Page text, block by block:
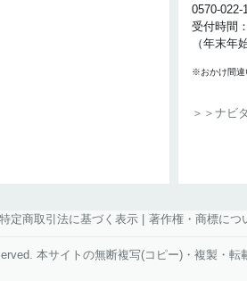
0570-022-
受付時間
（年末年
※おかけ間違
＞＞ナビ
特定商取引法に基づく表示 著作権・商標につ
本サイトの無断複写(コピー)・複製・転